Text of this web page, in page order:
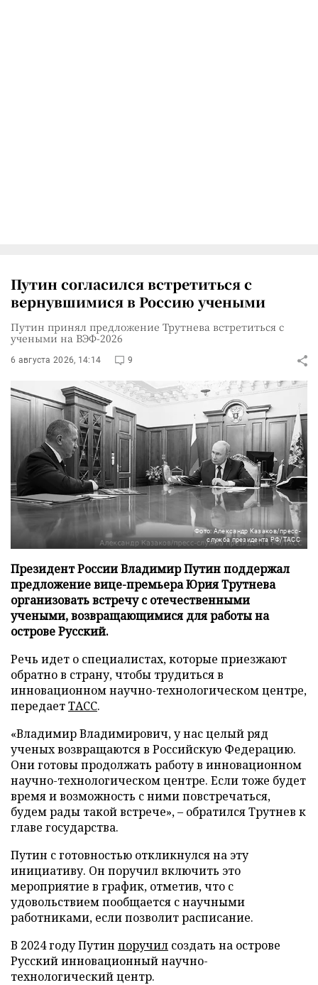
Путин согласился встретиться с
вернувшимися в Россию учеными
Путин принял предложение Трутнева встретиться с
учеными на ВЭФ-2026
6 августа 2026, 14:14 9
Фото: Александр Казаков/пресс-
служба президента РФ/ТАСС
Президент России Владимир Путин поддержал
предложение вице-премьера Юрия Трутнева
организовать встречу с отечественными
учеными, возвращающимися для работы на
острове Русский.
Речь идет о специалистах, которые приезжают
обратно в страну, чтобы трудиться в
инновационном научно-технологическом центре,
передаетТАСС.
«Владимир Владимирович, у нас целый ряд
ученых возвращаются в Российскую Федерацию.
Они готовы продолжать работу в инновационном
научно-технологическом центре. Если тоже будет
время и возможность с ними повстречаться,
будем рады такой встрече», – обратился Трутнев к
главе государства.
Путин с готовностью откликнулся на эту
инициативу. Он поручил включить это
мероприятие в график, отметив, что с
удовольствием пообщается с научными
работниками, если позволит расписание.
В 2024 году Путин поручил создать на острове
Русский инновационный научно-
технологический центр.